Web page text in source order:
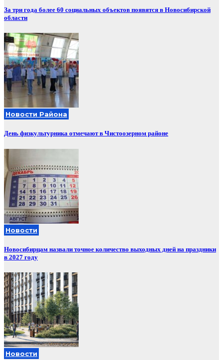
За три года более 60 социальных объектов появятся в Новосибирской
области
Новости Района
День физкультурника отмечают в Чистоозерном районе
Новости
Новосибирцам назвали точное количество выходных дней на праздники
в 2027 году
Новости